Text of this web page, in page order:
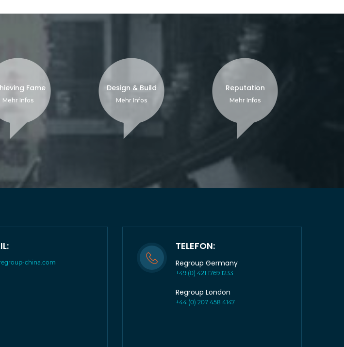
Fame
Mehr Infos
Design & Build
Mehr Infos
Reputation
Mehr Infos
china.com
TELEFON:
Regroup Germany
+49 (0) 421 1769 1233
Regroup London
+44 (0) 207 458 4147